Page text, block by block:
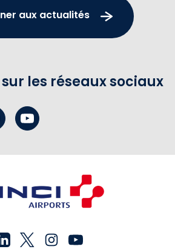
aux actualités
les réseaux sociaux